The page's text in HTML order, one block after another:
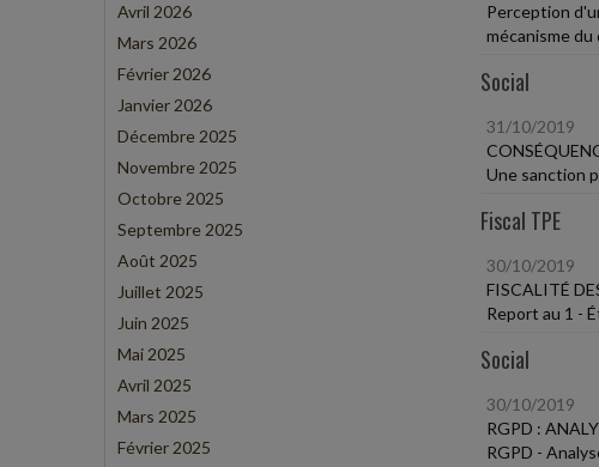
Avril 2026
Mars 2026
Février 2026
Janvier 2026
Décembre 2025
Novembre 2025
Octobre 2025
Septembre 2025
Août 2025
Juillet 2025
Juin 2025
Mai 2025
Avril 2025
Mars 2025
Février 2025
Perception
mécanisme
Social
31/10/2019
Une sanction
Fiscal TPE
30/10/2019
FISCALITÉ
Report au 1 -
Social
30/10/2019
RGPD :
RGPD -